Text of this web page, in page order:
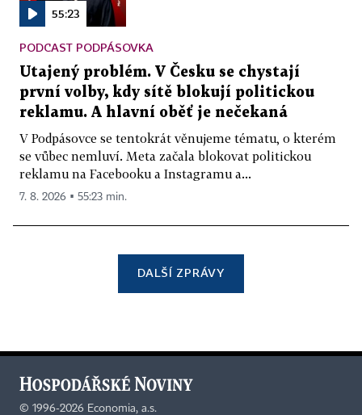
55:23
PODCAST PODPÁSOVKA
Utajený problém. V Česku se chystají
první volby, kdy sítě blokují politickou
reklamu. A hlavní oběť je nečekaná
V Podpásovce se tentokrát věnujeme tématu, o kterém
se vůbec nemluví. Meta začala blokovat politickou
reklamu na Facebooku a Instagramu a...
7. 8. 2026 ▪ 55:23 min.
DALŠÍ ZPRÁVY
© 1996-2026 Economia, a.s.